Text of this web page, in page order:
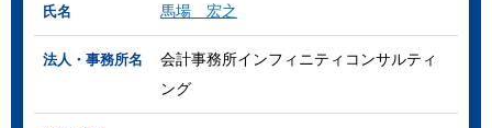
氏名 馬場 宏之
法人・事務所名
会計事務所インフィニティコンサルティ
ング